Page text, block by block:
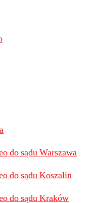
do sądu Warszawa
do sądu Koszalin
do sądu Kraków